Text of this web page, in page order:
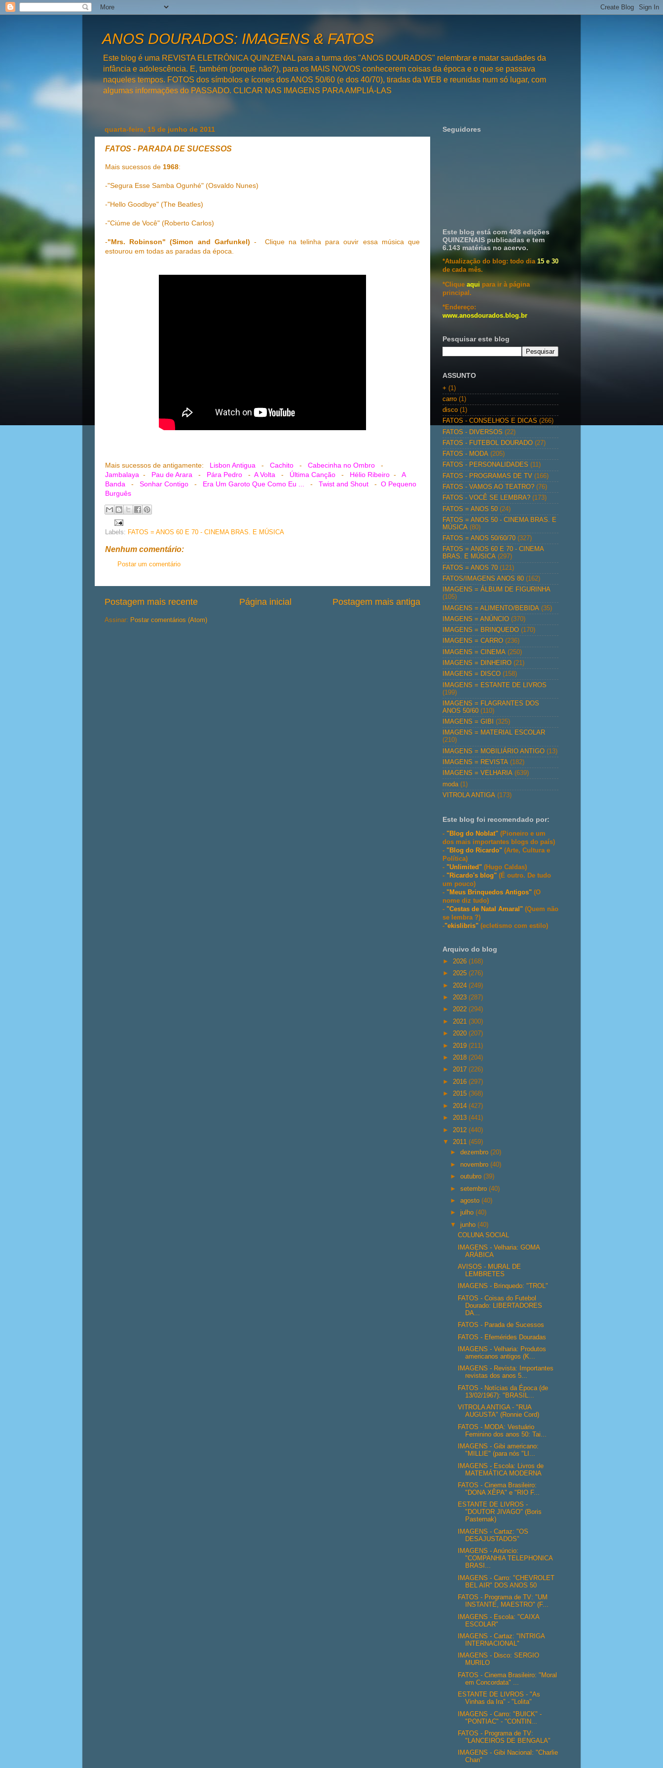
ANOS DOURADOS: IMAGENS & FATOS
Este blog é uma REVISTA ELETRÔNICA QUINZENAL para a turma dos "ANOS DOURADOS" relembrar e matar saudades da
infância e adolescência. E, também (porque não?), para os MAIS NOVOS conhecerem coisas da época e o que se passava
naqueles tempos. FOTOS dos símbolos e ícones dos ANOS 50/60 (e dos 40/70), tiradas da WEB e reunidas num só lugar, com
algumas informações do PASSADO. CLICAR NAS IMAGENS PARA AMPLIÁ-LAS
quarta-feira, 15 de junho de 2011
FATOS - PARADA DE SUCESSOS
Mais sucessos de 1968:
-"Segura Esse Samba Ogunhé" (Osvaldo Nunes)
-"Hello Goodbye" (The Beatles)
-"Ciúme de Você" (Roberto Carlos)
-"Mrs. Robinson" (Simon and Garfunkel) - Clique na telinha para ouvir essa música que
estourou em todas as paradas da época.
Mais sucessos de antigamente: Lisbon Antigua - Cachito - Cabecinha no Ombro -
Jambalaya - Pau de Arara - Pára Pedro - A Volta - Última Canção - Hélio Ribeiro - A
Banda - Sonhar Contigo - Era Um Garoto Que Como Eu ... - Twist and Shout - O Pequeno
Burguês
Labels: FATOS = ANOS 60 E 70 - CINEMA BRAS. E MÚSICA
Nenhum comentário:
Postar um comentário
Postagem mais recente Postagem mais antiga
Página inicial
Assinar: Postar comentários (Atom)
Seguidores
Este blog está com 408 edições
QUINZENAIS publicadas e tem
6.143 matérias no acervo.
*Atualização do blog: todo dia 15 e 30
de cada mês.
*Clique aqui para ir à página
principal.
*Endereço:
www.anosdourados.blog.br
Pesquisar este blog
ASSUNTO
+ (1)
carro (1)
disco (1)
FATOS - CONSELHOS E DICAS (266)
FATOS - DIVERSOS (22)
FATOS - FUTEBOL DOURADO (27)
FATOS - MODA (205)
FATOS - PERSONALIDADES (11)
FATOS - PROGRAMAS DE TV (166)
FATOS - VAMOS AO TEATRO? (76)
FATOS - VOCÊ SE LEMBRA? (173)
FATOS = ANOS 50 (24)
FATOS = ANOS 50 - CINEMA BRAS. E
MÚSICA (80)
FATOS = ANOS 50/60/70 (327)
FATOS = ANOS 60 E 70 - CINEMA
BRAS. E MÚSICA (297)
FATOS = ANOS 70 (121)
FATOS/IMAGENS ANOS 80 (162)
IMAGENS = ÁLBUM DE FIGURINHA
(105)
IMAGENS = ALIMENTO/BEBIDA (35)
IMAGENS = ANÚNCIO (370)
IMAGENS = BRINQUEDO (170)
IMAGENS = CARRO (236)
IMAGENS = CINEMA (250)
IMAGENS = DINHEIRO (21)
IMAGENS = DISCO (158)
IMAGENS = ESTANTE DE LIVROS
(199)
IMAGENS = FLAGRANTES DOS
ANOS 50/60 (110)
IMAGENS = GIBI
(325)
IMAGENS = MATERIAL ESCOLAR
(210)
IMAGENS = MOBILIÁRIO ANTIGO (13)
IMAGENS = REVISTA (182)
IMAGENS = VELHARIA (639)
moda (1)
VITROLA ANTIGA (173)
Este blog foi recomendado por:
- "Blog do Noblat" (Pioneiro e um
dos mais importantes blogs do país)
- "Blog do Ricardo" (Arte, Cultura e
Política)
- "Unlimited" (Hugo Caldas)
- "Ricardo's blog" (É outro. De tudo
um pouco)
- "Meus Brinquedos Antigos" (O
nome diz tudo)
- "Cestas de Natal Amaral" (Quem não
se lembra ?)
-"ekislibris" (ecletismo com estilo)
Arquivo do blog
► 2026 (168)
► 2025 (276)
► 2024 (249)
► 2023 (287)
► 2022 (294)
► 2021 (300)
► 2020 (207)
► 2019 (211)
► 2018 (204)
► 2017 (226)
► 2016 (297)
► 2015 (368)
► 2014 (427)
► 2013 (441)
► 2012 (440)
▼ 2011 (459)
►dezembro(20)
► novembro(40)
►outubro(39)
►setembro(40)
►agosto(40)
►julho(40)
▼junho(40)
COLUNA SOCIAL
IMAGENS - Velharia: GOMA
ARÁBICA
AVISOS - MURAL DE
LEMBRETES
IMAGENS - Brinquedo: "TROL"
FATOS - Coisas do Futebol
Dourado: LIBERTADORES
DA...
FATOS - Parada de Sucessos
FATOS - Efemérides Douradas
IMAGENS - Velharia: Produtos
americanos antigos (K...
IMAGENS - Revista: Importantes
revistas dos anos 5...
FATOS - Notícias da Época (de
13/02/1967): "BRASIL...
VITROLA ANTIGA - "RUA
AUGUSTA" (Ronnie Cord)
FATOS - MODA: Vestuário
Feminino dos anos 50: Tai...
IMAGENS - Gibi americano:
"MILLIE" (para nós "LI...
IMAGENS - Escola: Livros de
MATEMÁTICA MODERNA
FATOS - Cinema Brasileiro:
"DONA XÊPA" e "RIO F...
ESTANTE DE LIVROS -
"DOUTOR JIVAGO" (Boris
Pasternak)
IMAGENS - Cartaz: "OS
DESAJUSTADOS"
IMAGENS - Anúncio:
"COMPANHIA TELEPHONICA
BRASI...
IMAGENS - Carro: "CHEVROLET
BEL AIR" DOS ANOS 50
FATOS - Programa de TV: "UM
INSTANTE, MAESTRO" (F...
IMAGENS - Escola: "CAIXA
ESCOLAR"
IMAGENS - Cartaz: "INTRIGA
INTERNACIONAL"
IMAGENS - Disco: SERGIO
MURILO
FATOS - Cinema Brasileiro: "Moral
em Concordata" ...
ESTANTE DE LIVROS - "As
Vinhas da Ira" - "Lolita"
IMAGENS - Carro: "BUICK" -
"PONTIAC" - "CONTIN...
FATOS - Programa de TV:
"LANCEIROS DE BENGALA"
IMAGENS - Gibi Nacional: "Charlie
Chan"